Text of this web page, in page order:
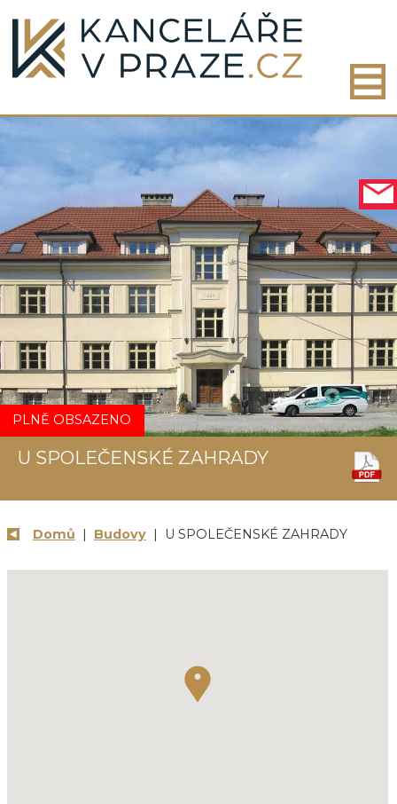
U SPOLEČENSKÉ ZAHRADY
PLNĚ OBSAZENO
Domů | Budovy| U SPOLEČENSKÉ ZAHRADY